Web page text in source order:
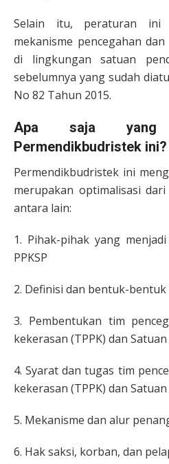
Selain itu, peraturan ini
mekanisme pencegahan
di lingkungan satuan
sebelumnya yang sudah
No 82 Tahun 2015.
Apa saja yang
Permendikbudristek ini?
Permendikbudristek ini
merupakan optimalisasi
antara lain:
1. Pihak-pihak yang
PPKSP
2. Definisi dan bentuk-
3. Pembentukan tim
kekerasan (TPPK) dan
4. Syarat dan tugas tim
kekerasan (TPPK) dan
5. Mekanisme dan alur
6. Hak saksi, korban, dan